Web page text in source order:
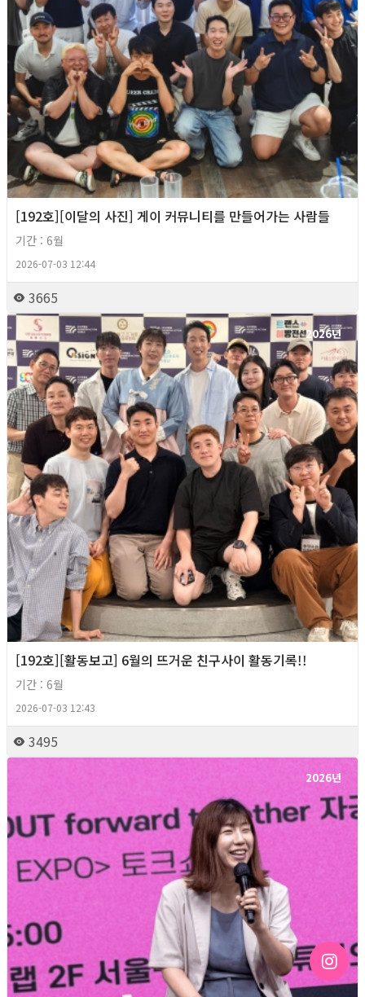
[192호][이달의 사진] 게이 커뮤니티를 만들어가는 사람들
기간 : 6월
2026-07-03 12:44
3665
2026년
[192호][활동보고] 6월의 뜨거운 친구사이 활동기록!!
기간 : 6월
2026-07-03 12:43
3495
2026년